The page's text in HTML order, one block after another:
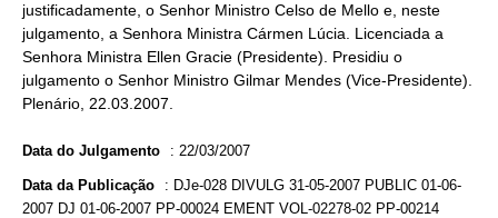
justificadamente, o Senhor Ministro Celso de Mello e, neste
julgamento, a Senhora Ministra Cármen Lúcia. Licenciada a
Senhora Ministra Ellen Gracie (Presidente). Presidiu o
julgamento o Senhor Ministro Gilmar Mendes (Vice-Presidente).
Plenário, 22.03.2007.
Data do Julgamento : 22/03/2007
Data da Publicação : DJe-028 DIVULG 31-05-2007 PUBLIC 01-06-
2007 DJ 01-06-2007 PP-00024 EMENT VOL-02278-02 PP-00214